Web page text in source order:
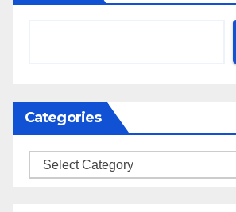
Categories
Categories